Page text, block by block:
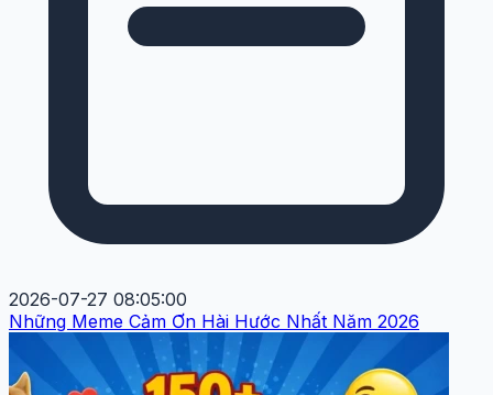
2026-07-27 08:05:00
Những Meme Cảm Ơn Hài Hước Nhất Năm 2026